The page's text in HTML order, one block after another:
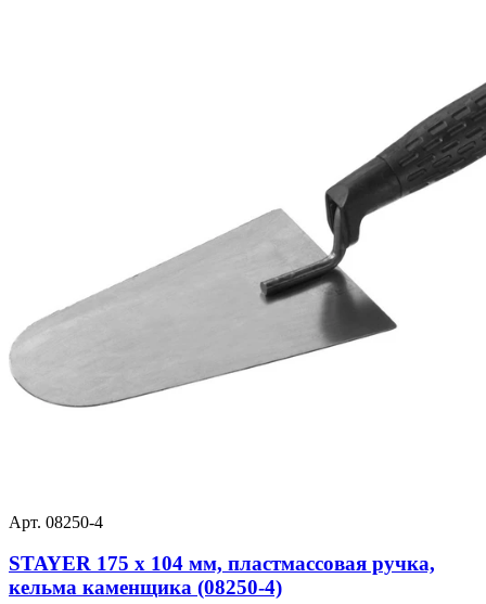
Арт. 08250-4
STAYER 175 x 104 мм, пластмассовая ручка,
кельма каменщика (08250-4)